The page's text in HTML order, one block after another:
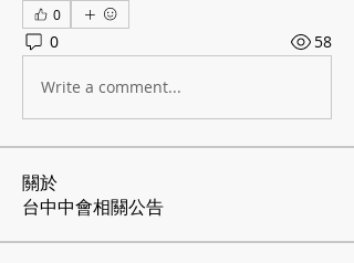
0
0 58
Write a comment...
關於
台中中會相關公告